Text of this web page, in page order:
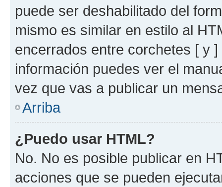
puede ser deshabilitado del
mismo es similar en estilo al
encerrados entre corchetes [ y
información puedes ver el
vez que vas a publicar un
Arriba
¿Puedo usar HTML?
No. No es posible publicar en
acciones que se pueden